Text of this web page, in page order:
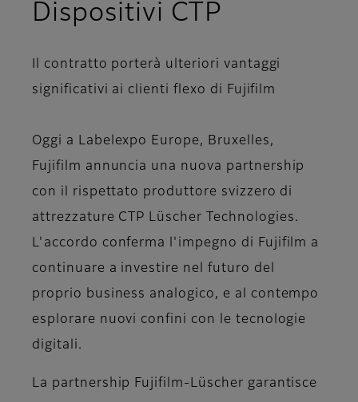
Dispositivi CTP
Il contratto porterà ulteriori vantaggi
significativi ai clienti flexo di Fujifilm
Oggi a Labelexpo Europe, Bruxelles,
Fujifilm annuncia una nuova partnership
con il rispettato produttore svizzero di
attrezzature CTP Lüscher Technologies.
L'accordo conferma l'impegno di Fujifilm a
continuare a investire nel futuro del
proprio business analogico, e al contempo
esplorare nuovi confini con le tecnologie
digitali.
La partnership Fujifilm-Lüscher garantisce